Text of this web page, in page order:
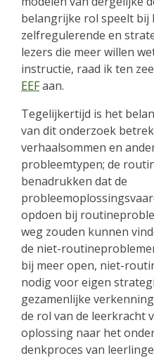
belangrijke rol speelt bij
zelfregulerende en
lezers die meer willen
instructie, raad ik ten
EEFaan.
Tegelijkertijd is het
van dit onderzoek
verhaalsommen en
probleemtypen; de
benadrukken dat de
opdoen bij
weg zouden kunnen
de niet-
bij meer open, niet-
nodig voor eigen
gezamenlijke
de rol van de leerkracht
oplossing naar het
denkproces van